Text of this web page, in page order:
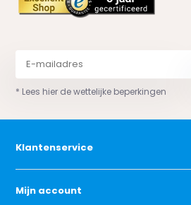
* Lees hier de wettelijke beperkingen
Klantenservice
Mijn account